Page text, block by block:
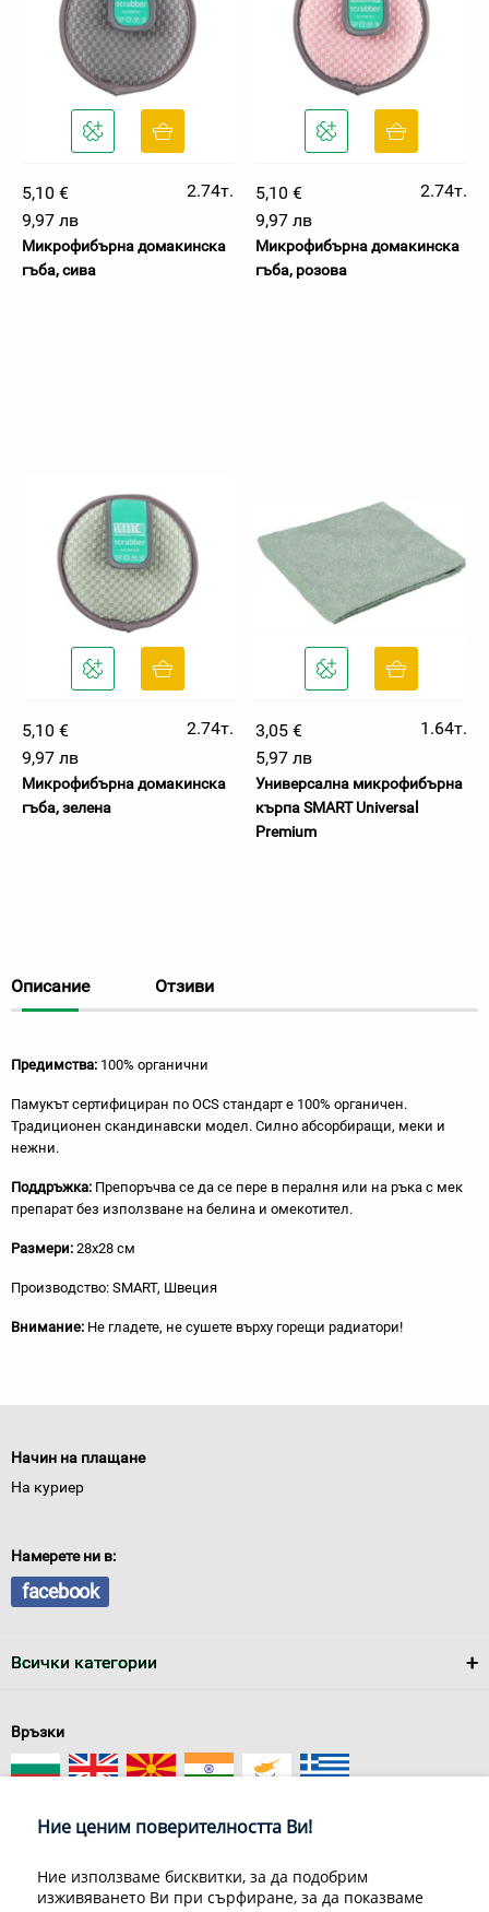
5,10 €
2.74т.
9,97 лв
Микрофибърна домакинска
гъба, сива
5,10 €
2.74т.
9,97 лв
Микрофибърна домакинска
гъба, розова
5,10 €
2.74т.
9,97 лв
Микрофибърна домакинска
гъба, зелена
3,05 €
1.64т.
5,97 лв
Универсална микрофибърна
кърпа SMART Universal
Premium
Описание Отзиви
Предимства: 100% органични
Памукът сертифициран по OCS стандарт е 100% органичен.
Традиционен скандинавски модел. Силно абсорбиращи, меки и
нежни.
Поддръжка: Препоръчва се да се пере в пералня или на ръка с мек
препарат без използване на белина и омекотител.
Размери: 28х28 см
Производство: SMART, Швеция
Внимание: Не гладете, не сушете върху горещи радиатори!
Начин на плащане
На куриер
Намерете ни в:
facebook
Всички категории
Връзки
За нас Условия за доставка
Ние ценим поверителността Ви!
Ние използваме бисквитки, за да подобрим
изживяването Ви при сърфиране, за да показваме